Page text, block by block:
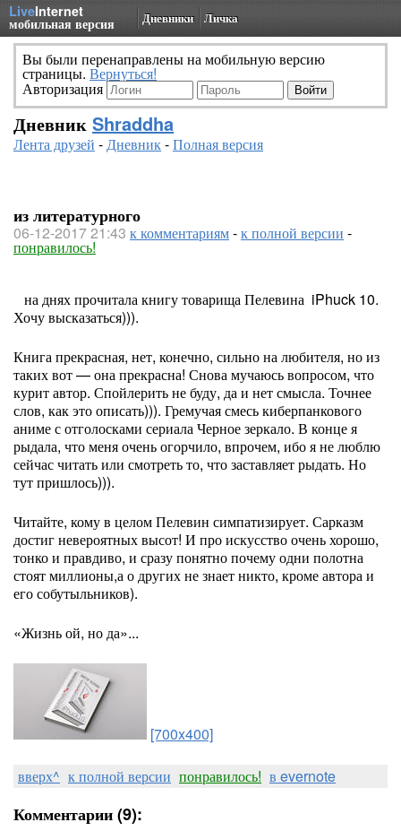
LiveInternet
мобильная версия Дневники Личка
Вы были перенаправлены на мобильную версию
страницы. Вернуться!
Авторизация
Дневник Shraddha
Лента друзей -Дневник-Полная версия
из литературного
06-12-2017 21:43 к комментариям-к полной версии -
понравилось!
на днях прочитала книгу товарища Пелевина iPhuck 10.
Хочу высказаться))).
Книга прекрасная, нет, конечно, сильно на любителя, но из
таких вот — она прекрасна! Снова мучаюсь вопросом, что
курит автор. Спойлерить не буду, да и нет смысла. Точнее
слов, как это описать))). Гремучая смесь киберпанкового
аниме с отголосками сериала Черное зеркало. В конце я
рыдала, что меня очень огорчило, впрочем, ибо я не люблю
сейчас читать или смотреть то, что заставляет рыдать. Но
тут пришлось))).
Читайте, кому в целом Пелевин симпатизирует. Сарказм
достиг невероятных высот! И про искусство очень хорошо,
тонко и правдиво, и сразу понятно почему одни полотна
стоят миллионы,а о других не знает никто, кроме автора и
его собутыльников).
«Жизнь ой, но да»...
[700x400]
вверх^ к полной версии понравилось! в evernote
Комментарии (9):